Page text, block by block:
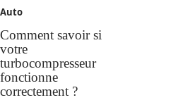
Auto
Comment savoir si
votre
turbocompresseur
fonctionne
correctement ?